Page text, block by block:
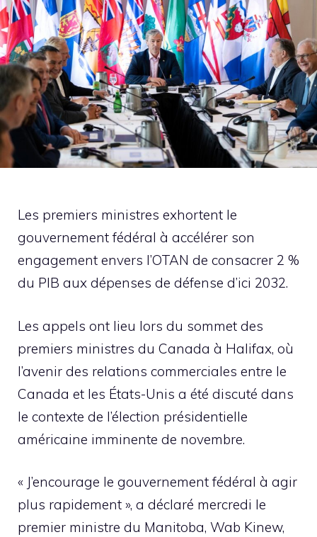
Les premiers ministres exhortent le
gouvernement fédéral à accélérer son
engagement envers l’OTAN de consacrer 2 %
du PIB aux dépenses de défense d’ici 2032.
Les appels ont lieu lors du sommet des
premiers ministres du Canada à Halifax, où
l’avenir des relations commerciales entre le
Canada et les États-Unis a été discuté dans
le contexte de l’élection présidentielle
américaine imminente de novembre.
« J’encourage le gouvernement fédéral à agir
plus rapidement », a déclaré mercredi le
premier ministre du Manitoba, Wab Kinew,